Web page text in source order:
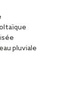
pluviale
quelques
interdit en France
mètres carrés
ou moins court
la mise en
formés,